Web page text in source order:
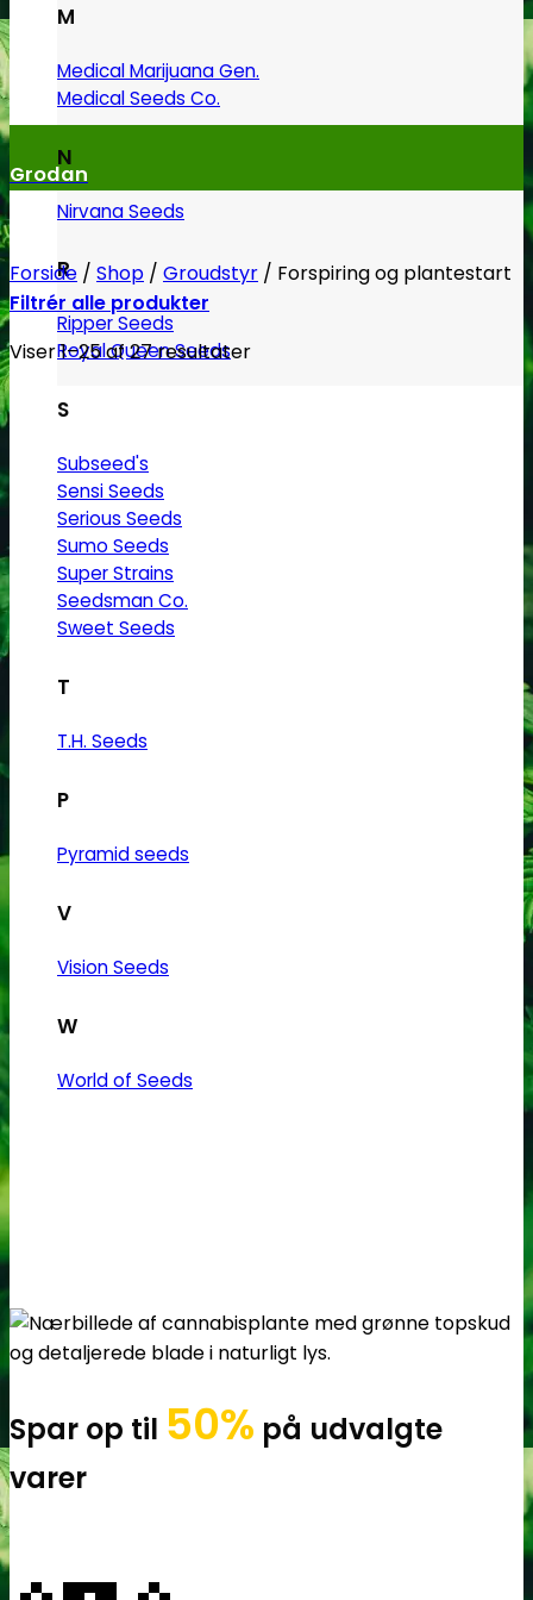
M
Medical Marijuana Gen.
Medical Seeds Co.
N
Nirvana Seeds
R
Ripper Seeds
Royal Queen Seeds
S
Subseed's
Sensi Seeds
Serious Seeds
Sumo Seeds
Super Strains
Seedsman Co.
Sweet Seeds
T
T.H. Seeds
P
Pyramid seeds
V
Vision Seeds
W
World of Seeds
Grodan
Forside / Shop / Groudstyr / Forspiring og plantestart
Filtrér alle produkter
Viser 1–25 af 27 resultater
Spar op til 50% på udvalgte
varer